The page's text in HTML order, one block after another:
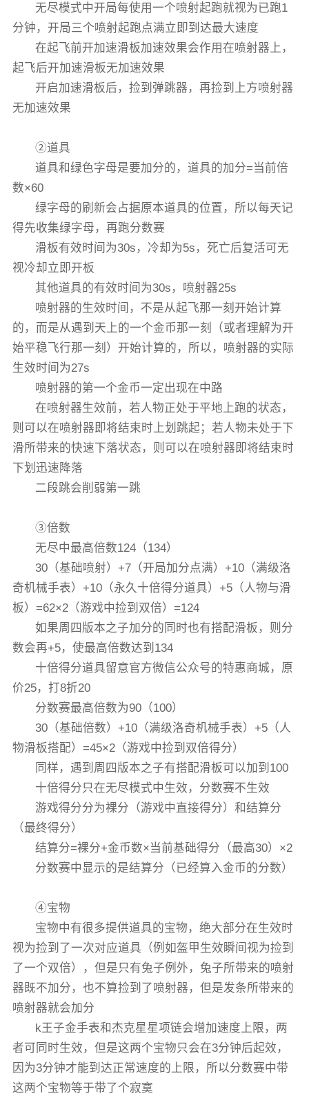
无尽模式中开局每使用一个喷射起跑就视为已跑1
分钟，开局三个喷射起跑点满立即到达最大速度
在起飞前开加速滑板加速效果会作用在喷射器上，
起飞后开加速滑板无加速效果
开启加速滑板后，捡到弹跳器，再捡到上方喷射器
无加速效果
②道具
道具和绿色字母是要加分的，道具的加分=当前倍
数×60
绿字母的刷新会占据原本道具的位置，所以每天记
得先收集绿字母，再跑分数赛
滑板有效时间为30s，冷却为5s，死亡后复活可无
视冷却立即开板
其他道具的有效时间为30s，喷射器25s
喷射器的生效时间，不是从起飞那一刻开始计算
的，而是从遇到天上的一个金币那一刻（或者理解为开
始平稳飞行那一刻）开始计算的，所以，喷射器的实际
生效时间为27s
喷射器的第一个金币一定出现在中路
在喷射器生效前，若人物正处于平地上跑的状态，
则可以在喷射器即将结束时上划跳起；若人物未处于下
滑所带来的快速下落状态，则可以在喷射器即将结束时
下划迅速降落
二段跳会削弱第一跳
③倍数
无尽中最高倍数124（134）
30（基础喷射）+7（开局加分点满）+10（满级洛
奇机械手表）+10（永久十倍得分道具）+5（人物与滑
板）=62×2（游戏中捡到双倍）=124
如果周四版本之子加分的同时也有搭配滑板，则分
数会再+5，使最高倍数达到134
十倍得分道具留意官方微信公众号的特惠商城，原
价25，打8折20
分数赛最高倍数为90（100）
30（基础倍数）+10（满级洛奇机械手表）+5（人
物滑板搭配）=45×2（游戏中捡到双倍得分）
同样，遇到周四版本之子有搭配滑板可以加到100
十倍得分只在无尽模式中生效，分数赛不生效
游戏得分分为裸分（游戏中直接得分）和结算分
（最终得分）
结算分=裸分+金币数×当前基础得分（最高30）×2
分数赛中显示的是结算分（已经算入金币的分数）
④宝物
宝物中有很多提供道具的宝物，绝大部分在生效时
视为捡到了一次对应道具（例如盔甲生效瞬间视为捡到
了一个双倍），但是只有兔子例外，兔子所带来的喷射
器既不加分，也不算捡到了喷射器，但是发条所带来的
喷射器就会加分
k王子金手表和杰克星星项链会增加速度上限，两
者可同时生效，但是这两个宝物只会在3分钟后起效，
因为3分钟才能到达正常速度的上限，所以分数赛中带
这两个宝物等于带了个寂寞